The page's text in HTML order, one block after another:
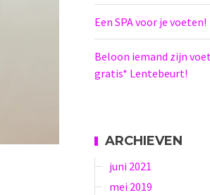
Een SPA voor je voeten!
Beloon iemand zijn
gratis* Lentebeurt!
ARCHIEVEN
juni 2021
mei 2019